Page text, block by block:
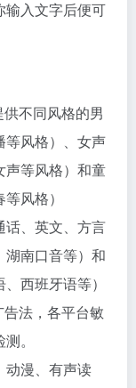
输入文字后便可
不同风格的男
等风格）、女声
声等风格）和童
风格）
话、英文、方言
湖南口音等）和
西班牙语等）
法，各平台敏
。
动漫、有声读